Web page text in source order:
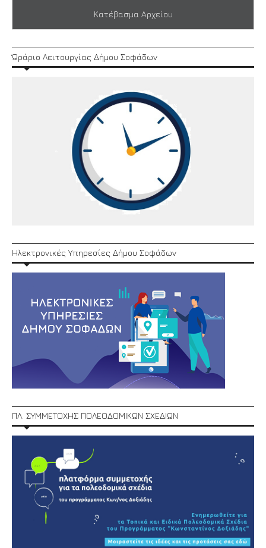
Κατέβασμα Αρχείου
Ώράριο Λειτουργίας Δήμου Σοφάδων
Ηλεκτρονικές Υπηρεσίες Δήμου Σοφάδων
ΠΛ. ΣΥΜΜΕΤΟΧΗΣ ΠΟΛΕΟΔΟΜΙΚΩΝ ΣΧΕΔΙΩΝ